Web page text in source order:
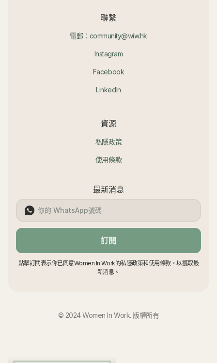
聯繫
電郵：community@wiw.hk
Instagram
Facebook
LinkedIn
資源
私隱政策
使用條款
最新消息
訂閱
點擊訂閱表示你已同意Women In Work的私隱政策和使用條款，以獲取最
新消息。
© 2024 Women In Work. 版權所有